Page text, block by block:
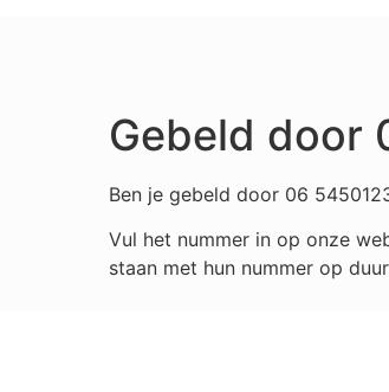
Gebeld door
Ben je gebeld door 06
Vul het nummer in op onze
staan met hun nummer op